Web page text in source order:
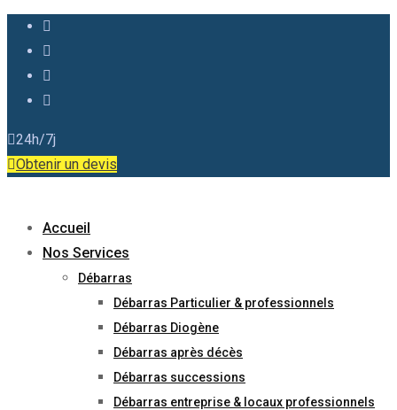
24h/7j
Obtenir un devis
Accueil
Nos Services
Débarras
Débarras Particulier & professionnels
Débarras Diogène
Débarras après décès
Débarras successions
Débarras entreprise & locaux professionnels